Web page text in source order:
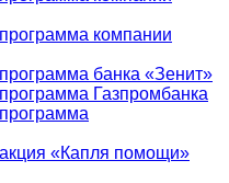
компании
банка «Зенит»
Газпромбанка
«Капля помощи»